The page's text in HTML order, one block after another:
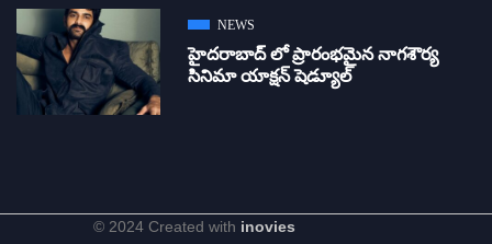
NEWS
హైదరాబాద్ లో ప్రారంభమైన నాగశౌర్య
సినిమా యాక్షన్ షెడ్యూల్
© 2024 Created with inovies